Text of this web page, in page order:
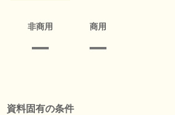
非商用 商用
資料固有の条件